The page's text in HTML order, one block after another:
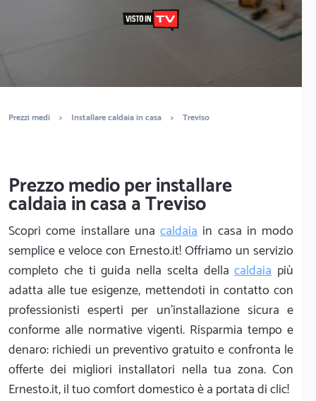
Prezzi medi > Installare caldaia in casa > Treviso
Prezzo medio per installare
caldaia in casa a Treviso
Scopri come installare una caldaia in casa in modo
semplice e veloce con Ernesto.it! Offriamo un servizio
completo che ti guida nella scelta dellacaldaiapiù
adatta alle tue esigenze, mettendoti in contatto con
professionisti esperti per un'installazione sicura e
conforme alle normative vigenti. Risparmia tempo e
denaro: richiedi un preventivo gratuito e confronta le
offerte dei migliori installatori nella tua zona. Con
Ernesto.it, il tuo comfort domestico è a portata di clic!